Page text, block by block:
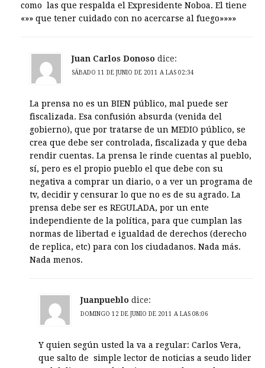
como las que respalda el Expresidente Noboa. El tiene
«»» que tener cuidado con no acercarse al fuego»»»»
Juan Carlos Donoso dice:
SÁBADO 11 DE JUNIO DE 2011 A LAS 02:34
La prensa no es un BIEN público, mal puede ser
fiscalizada. Esa confusión absurda (venida del
gobierno), que por tratarse de un MEDIO público, se
crea que debe ser controlada, fiscalizada y que deba
rendir cuentas. La prensa le rinde cuentas al pueblo,
sí, pero es el propio pueblo el que debe con su
negativa a comprar un diario, o a ver un programa de
tv, decidir y censurar lo que no es de su agrado. La
prensa debe ser es REGULADA, por un ente
independiente de la política, para que cumplan las
normas de libertad e igualdad de derechos (derecho
de replica, etc) para con los ciudadanos. Nada más.
Nada menos.
Juanpueblo dice:
DOMINGO 12 DE JUNIO DE 2011 A LAS 08:06
Y quien según usted la va a regular: Carlos Vera,
que salto de simple lector de noticias a seudo lider